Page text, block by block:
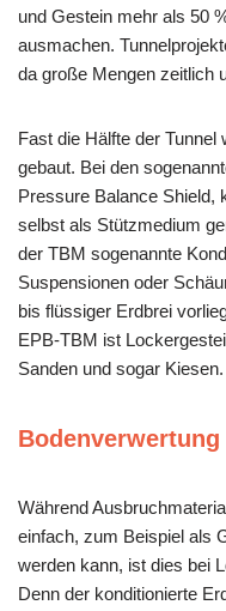
und Gestein mehr als 50
ausmachen.
da große Mengen zeitlich
Fast die Hälfte der
gebaut. Bei den
Pressure Balance Shield,
selbst als Stützmedium
der TBM sogenannte
Suspensionen oder
bis flüssiger Erdbrei
EPB-TBM ist
Sanden und sogar Kiesen.
Bodenverwertung
Während
einfach, zum Beispiel als
werden kann, ist dies bei
Denn der konditionierte